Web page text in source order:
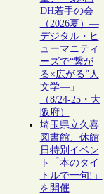
DH若手の会
（2026夏）―
デジタル・ヒ
ューマニティ
ーズで“繋が
る×広がる”人
文学―」
（8/24-25・大
阪府）
埼玉県立久喜
図書館、休館
日特別イベン
ト「本のタイ
トルで一句!」
を開催